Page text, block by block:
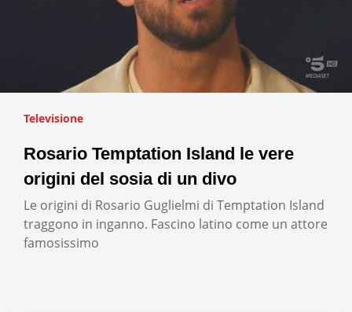
Televisione
Rosario Temptation Island le vere
origini del sosia di un divo
Le origini di Rosario Guglielmi di Temptation Island
traggono in inganno. Fascino latino come un attore
famosissimo